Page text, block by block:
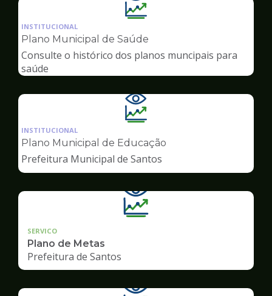
Ilustração
da
pagina
de
Transparência
INSTITUCIONAL
Plano Municipal de Saúde
Consulte o histórico dos planos muncipais para
saúde
Ilustração
da
pagina
de
Transparência
INSTITUCIONAL
Plano Municipal de Educação
Prefeitura Municipal de Santos
SERVICO
Plano de Metas
Prefeitura de Santos